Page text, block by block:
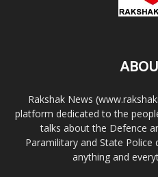
Rakshak News
platform dedicated to the
talks about the Defence
Paramilitary and State
anything and